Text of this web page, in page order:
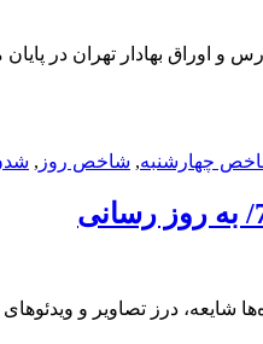
چهارشنبه, شاخص روز ,